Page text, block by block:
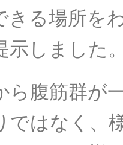
きる場所を
示しました。
ら腹筋群が
ではなく、